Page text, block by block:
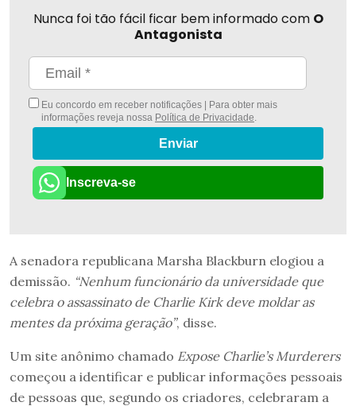
Nunca foi tão fácil ficar bem informado com O
Antagonista
Eu concordo em receber notificações | Para obter mais
informações reveja nossa Política de Privacidade.
Enviar
Inscreva-se
A senadora republicana Marsha Blackburn elogiou a
demissão. “Nenhum funcionário da universidade que
celebra o assassinato de Charlie Kirk deve moldar as
mentes da próxima geração”, disse.
Um site anônimo chamado Expose Charlie’s Murderers
começou a identificar e publicar informações pessoais
de pessoas que, segundo os criadores, celebraram a